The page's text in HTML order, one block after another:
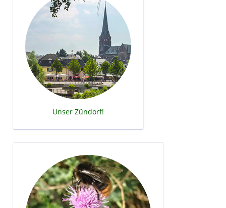
Unser Zündorf!